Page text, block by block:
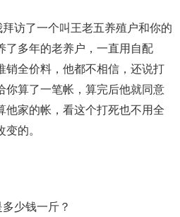
访了一个叫王老五养殖户和你的
了多年的老养户，一直用自配
销全价料，他都不相信，还说打
你算了一笔帐，算完后他就同意
他家的帐，看这个打死也不用全
的。
少钱一斤？